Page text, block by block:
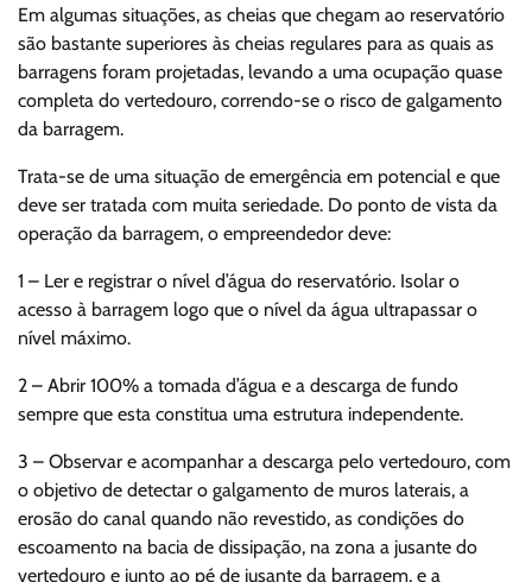
Em algumas situações, as cheias que chegam ao reservatório
são bastante superiores às cheias regulares para as quais as
barragens foram projetadas, levando a uma ocupação quase
completa do vertedouro, correndo-se o risco de galgamento
da barragem.
Trata-se de uma situação de emergência em potencial e que
deve ser tratada com muita seriedade. Do ponto de vista da
operação da barragem, o empreendedor deve:
1 – Ler e registrar o nível d’água do reservatório. Isolar o
acesso à barragem logo que o nível da água ultrapassar o
nível máximo.
2 – Abrir 100% a tomada d’água e a descarga de fundo
sempre que esta constitua uma estrutura independente.
3 – Observar e acompanhar a descarga pelo vertedouro, com
o objetivo de detectar o galgamento de muros laterais, a
erosão do canal quando não revestido, as condições do
escoamento na bacia de dissipação, na zona a jusante do
vertedouro e junto ao pé de jusante da barragem, e a